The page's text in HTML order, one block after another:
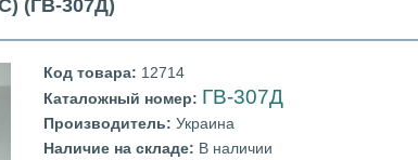
(ГВ-307Д)
Код товара: 12714
Каталожный номер: ГВ-307Д
Производитель: Украина
Наличие на складе: В наличии